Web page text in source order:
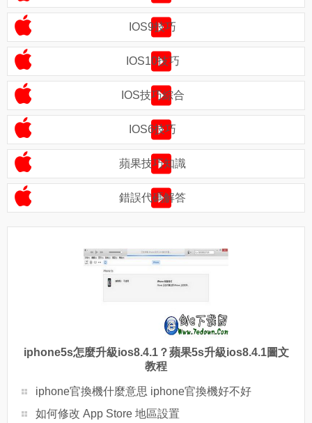
IOS9技巧
IOS10技巧
IOS技巧綜合
IOS6技巧
蘋果技巧知識
錯誤代碼解答
iphone5s怎麼升級ios8.4.1？蘋果5s升級ios8.4.1圖文
教程
iphone官換機什麼意思 iphone官換機好不好
如何修改 App Store 地區設置